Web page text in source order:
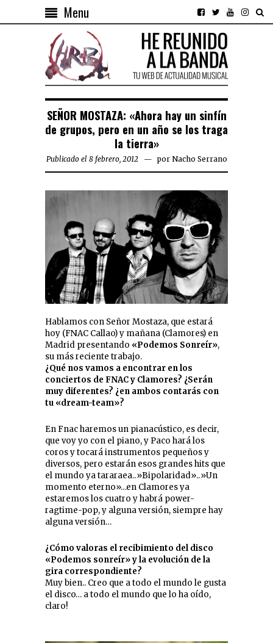
Menu
SEÑOR MOSTAZA: «Ahora hay un sinfín
de grupos, pero en un año se los traga
la tierra»
Publicado el 8 febrero, 2012 por Nacho Serrano
Hablamos con Señor Mostaza, que estará
hoy (FNAC Callao) y mañana (Clamores) en
Madrid presentando «Podemos Sonreír»,
su más reciente trabajo.
¿Qué nos vamos a encontrar en los
conciertos de FNAC y Clamores? ¿Serán
muy diferentes? ¿en ambos contarás con
tu «dream-team»?
En Fnac haremos un pianacústico, es decir,
que voy yo con el piano, y Paco hará los
coros y tocará instrumentos pequeños y
diversos, pero estarán esos grandes hits que
el mundo ya tararaea..»Bipolaridad»..»Un
momento eterno»…en Clamores ya
estaremos los cuatro y habrá power-
ragtime-pop, y alguna versión, siempre hay
alguna versión…
¿Cómo valoras el recibimiento del disco
«Podemos sonreír» y la evolución de la
gira correspondiente?
Muy bien.. Creo que a todo el mundo le gusta
el disco… a todo el mundo que lo ha oído,
claro!